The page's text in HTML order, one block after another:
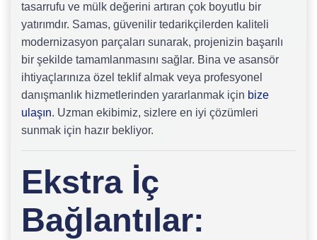
tasarrufu ve mülk değerini artıran çok boyutlu bir
yatırımdır. Samas, güvenilir tedarikçilerden kaliteli
modernizasyon parçaları sunarak, projenizin başarılı
bir şekilde tamamlanmasını sağlar. Bina ve asansör
ihtiyaçlarınıza özel teklif almak veya profesyonel
danışmanlık hizmetlerinden yararlanmak için bize
ulaşın. Uzman ekibimiz, sizlere en iyi çözümleri
sunmak için hazır bekliyor.
Ekstra İç
Bağlantılar: